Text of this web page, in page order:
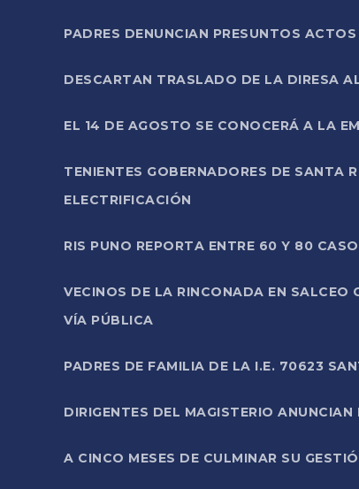
PADRES DENUNCIAN PRESUNTOS
DESCARTAN TRASLADO DE LA DIRESA
EL 14 DE AGOSTO SE CONOCERÁ A LA
TENIENTES GOBERNADORES DE SANTA
ELECTRIFICACIÓN
RIS PUNO REPORTA ENTRE 60 Y 80
VECINOS DE LA RINCONADA EN
VÍA PÚBLICA
PADRES DE FAMILIA DE LA I.E. 70623
DIRIGENTES DEL MAGISTERIO
A CINCO MESES DE CULMINAR SU